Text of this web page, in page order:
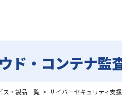
ド・コンテナ監
ス・製品一覧 > サイバーセキュリティ支援